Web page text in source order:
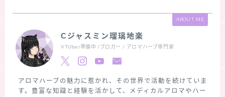
ABOUT ME
Cジャスミン瑠璃地楽
VTUber準備中 /ブロガー / アロマハーブ専門家
アロマハーブの魅力に惹かれ、その世界で活動を続けていま
す。豊富な知識と経験を活かして、メディカルアロマやハー